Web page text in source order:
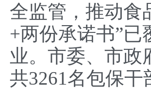
全监管，推动食
+两份承诺书”已
业。市委、市政
共3261名包保